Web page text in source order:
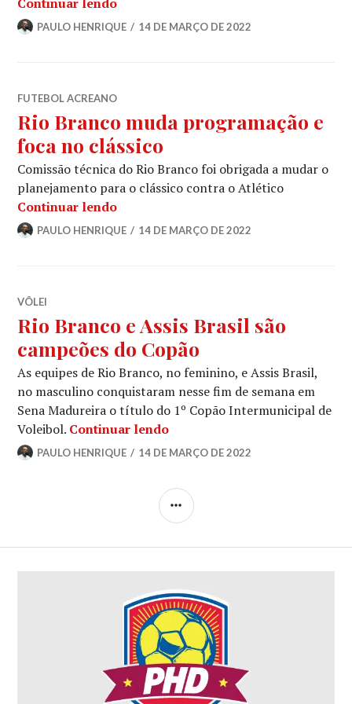
PAULO HENRIQUE 14 DE MARÇO DE 2022
FUTEBOL ACREANO
Rio Branco muda programação e
foca no clássico
Comissão técnica do Rio Branco foi obrigada a mudar o
planejamento para o clássico contra o Atlético
Continuar lendo
PAULO HENRIQUE 14 DE MARÇO DE 2022
VÔLEI
Rio Branco e Assis Brasil são
campeões do Copão
As equipes de Rio Branco, no feminino, e Assis Brasil,
no masculino conquistaram nesse fim de semana em
Sena Madureira o título do 1º Copão Intermunicipal de
Voleibol. Continuar lendo
PAULO HENRIQUE 14 DE MARÇO DE 2022